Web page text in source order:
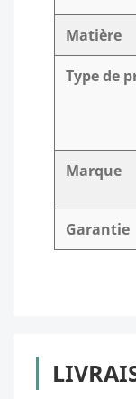
Matière
Type de
Marque
Garantie